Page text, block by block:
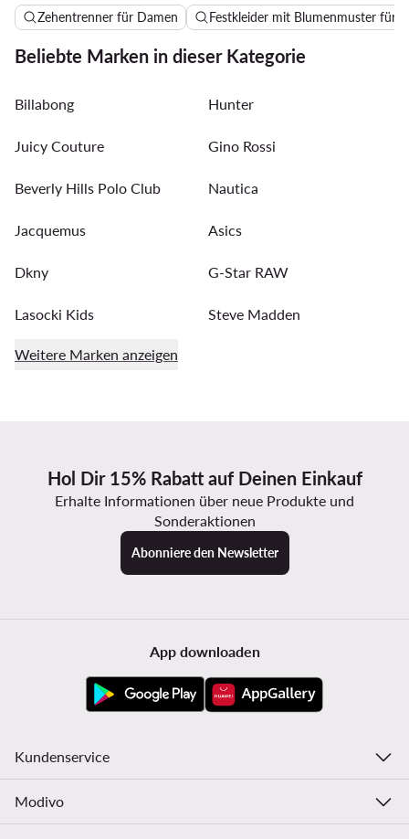
Zehentrenner für Damen Festkleider mit Blumenmuster für
Beliebte Marken in dieser Kategorie
Billabong Hunter
Juicy Couture Gino Rossi
Beverly Hills Polo Club Nautica
Jacquemus Asics
Dkny G-Star RAW
Lasocki Kids Steve Madden
Weitere Marken anzeigen
Hol Dir 15% Rabatt auf Deinen Einkauf
Erhalte Informationen über neue Produkte und
Sonderaktionen
Abonniere den Newsletter
App downloaden
Kundenservice
Modivo